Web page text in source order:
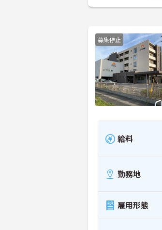
募集停止
給料
勤務地
雇用形態